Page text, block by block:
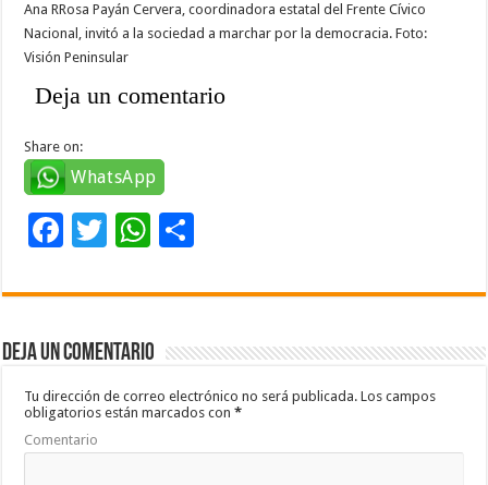
Ana RRosa Payán Cervera, coordinadora estatal del Frente Cívico
Nacional, invitó a la sociedad a marchar por la democracia. Foto:
Visión Peninsular
Deja un comentario
Share on:
WhatsApp
F
e
b
o
o
k
T
tt
er
W
at
sA
p
p
m
ar
ti
Deja un comentario
Tu dirección de correo electrónico no será publicada. Los campos
obligatorios están marcados con*
Comentario